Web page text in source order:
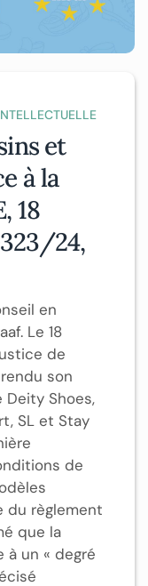
et
à la
18
24,
en
Le 18
de
son
Deity Shoes,
SL et Stay
de
du règlement
que la
à un « degré